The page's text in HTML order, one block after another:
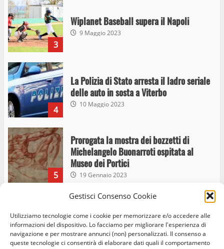
Gestisci Consenso Cookie
Utilizziamo tecnologie come i cookie per memorizzare e/o accedere alle
informazioni del dispositivo. Lo facciamo per migliorare l'esperienza di
navigazione e per mostrare annunci (non) personalizzati. Il consenso a
queste tecnologie ci consentirà di elaborare dati quali il comportamento
3
Wiplanet Baseball supera il Napoli
9 Maggio 2023
4
La Polizia di Stato arresta il ladro seriale
delle auto in sosta a Viterbo
10 Maggio 2023
5
Prorogata la mostra dei bozzetti di
Michelangelo Buonarroti ospitata al
Museo dei Portici
19 Gennaio 2023
6
Trasporto pubblico locale, trasferimento
capolinea al terminal Riello dal 15 al 17
giugno
15 Giugno 2023